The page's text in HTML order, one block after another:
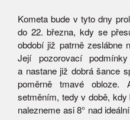
Kometa bude v tyto dny
do 22. března, kdy se
období již patrně zeslábne
Její pozorovací
a nastane již dobrá šance
poměrně tmavé
setměním, tedy v době,
nalezneme asi 8° nad